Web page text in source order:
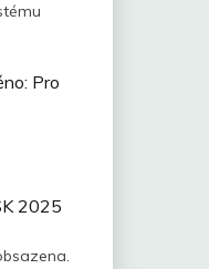
Pro
2025